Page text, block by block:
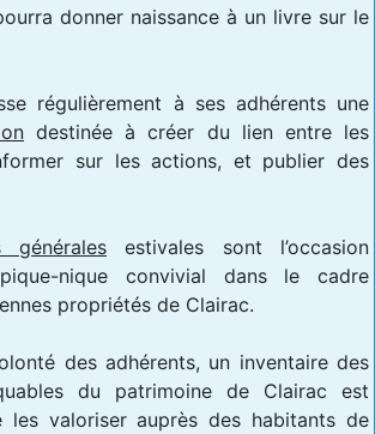
donner naissance à un livre sur le
régulièrement à ses adhérents une
destinée à créer du lien entre les
sur les actions, et publier des
générales estivales sont l’occasion
nique convivial dans le cadre
propriétés de Clairac.
des adhérents, un inventaire des
du patrimoine de Clairac est
les valoriser auprès des habitants de